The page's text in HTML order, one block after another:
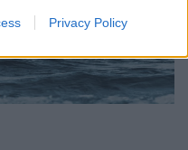
Privacy Policy